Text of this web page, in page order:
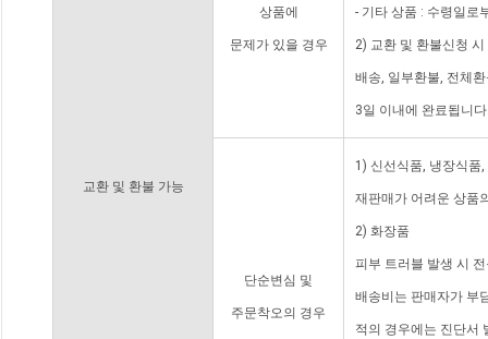
교환 및 환불 가능
상품에
문제가 있을 경우
- 기타 상품 : 수령일로
2) 교환 및 환불신청
배송, 일부환불, 전체
3일 이내에 완료됩니
단순변심 및
주문착오의 경우
1) 신선식품, 냉장식품
재판매가 어려운 상품
2) 화장품
피부 트러블 발생 시
배송비는 판매자가 부
적의 경우에는 진단서